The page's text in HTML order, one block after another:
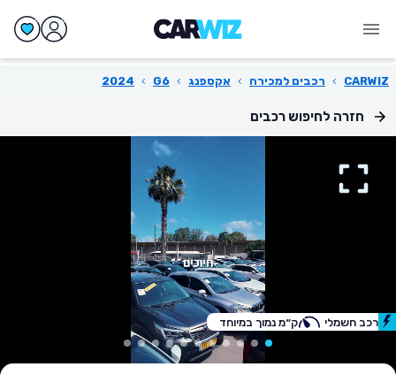
CARWIZ
› רכבים למכירה › אקספנג ›
G6
›
2024
חזרה לחיפוש רכבים
רכב חשמלי ק״מ נמוך במיוחד